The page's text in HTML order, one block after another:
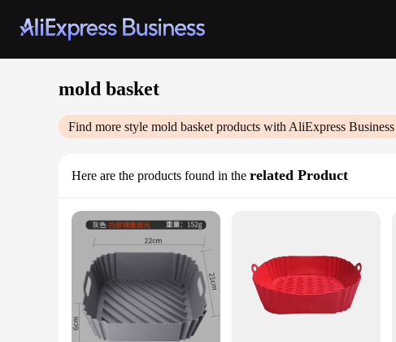
mold basket
Find more style mold basket products with AliExpress Business
Here are the products found in the related Product